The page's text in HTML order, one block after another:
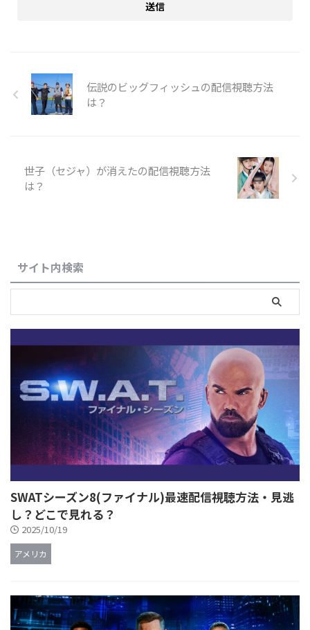
伝説のビッグフィッシュの配信視聴方法
は？
世子（セジャ）が消えたの配信視聴方法
は？
サイト内検索
SWATシーズン8(ファイナル)最速配信視聴方法・見逃
し？どこで見れる？
2025/10/19
アメリカ